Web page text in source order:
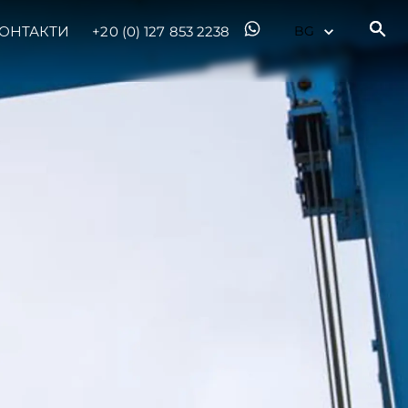
+20 (0) 127 853 2238